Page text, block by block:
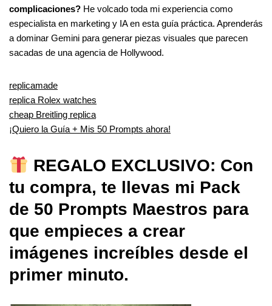
complicaciones? He volcado toda mi experiencia como
especialista en marketing y IA en esta guía práctica. Aprenderás
a dominar Gemini para generar piezas visuales que parecen
sacadas de una agencia de Hollywood.
replicamade
replica Rolex watches
cheap Breitling replica
¡Quiero la Guía + Mis 50 Prompts ahora!
REGALO EXCLUSIVO: Con
tu compra, te llevas mi Pack
de 50 Prompts Maestros para
que empieces a crear
imágenes increíbles desde el
primer minuto.